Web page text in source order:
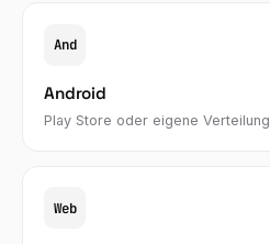
And
Android
Play Store oder eigene Verteilung
Web